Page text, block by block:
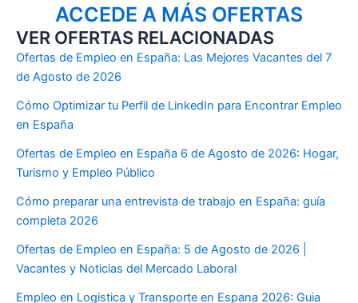
ACCEDE A MÁS OFERTAS
VER OFERTAS RELACIONADAS
Ofertas de Empleo en España: Las Mejores Vacantes del 7
de Agosto de 2026
Cómo Optimizar tu Perfil de LinkedIn para Encontrar Empleo
en España
Ofertas de Empleo en España 6 de Agosto de 2026: Hogar,
Turismo y Empleo Público
Cómo preparar una entrevista de trabajo en España: guía
completa 2026
Ofertas de Empleo en España: 5 de Agosto de 2026 |
Vacantes y Noticias del Mercado Laboral
Empleo en Logistica y Transporte en Espana 2026: Guia